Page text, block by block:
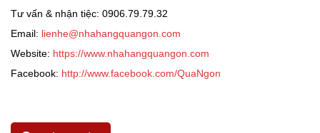
Tư vấn & nhận tiệc: 0906.79.79.32
Email: lienhe@nhahangquangon.com
Website: https://www.nhahangquangon.com
Facebook: http://www.facebook.com/QuaNgon